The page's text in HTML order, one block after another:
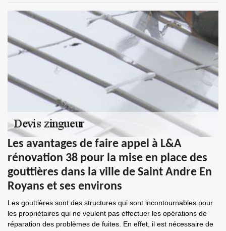
Les avantages de faire appel à L&A
rénovation 38 pour la mise en place des
gouttières dans la ville de Saint Andre En
Royans et ses environs
Les gouttières sont des structures qui sont incontournables pour
les propriétaires qui ne veulent pas effectuer les opérations de
réparation des problèmes de fuites. En effet, il est nécessaire de